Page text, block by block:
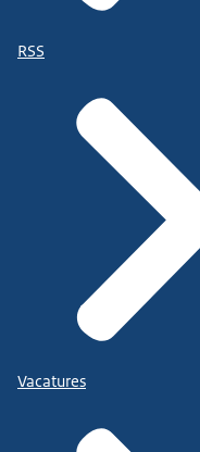
RSS
Vacatures